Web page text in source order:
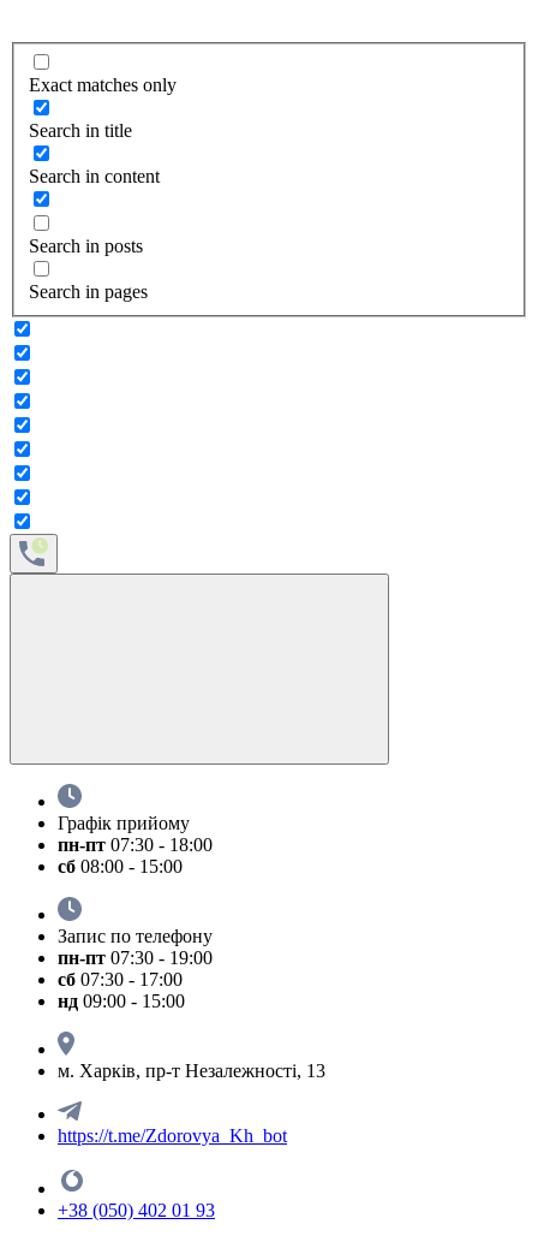
Exact matches only
Search in title
Search in content
Search in posts
Search in pages
Графік прийому
пн-пт 07:30 - 18:00
сб 08:00 - 15:00
Запис по телефону
пн-пт 07:30 - 19:00
сб 07:30 - 17:00
нд 09:00 - 15:00
м. Харків, пр-т Незалежності, 13
https://t.me/Zdorovya_Kh_bot
+38 (050) 402 01 93